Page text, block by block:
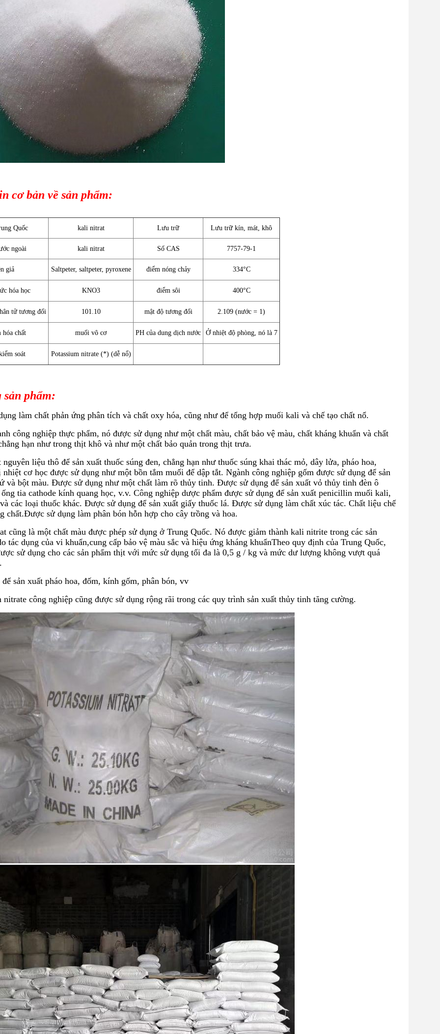
cơ bản về sản phẩm:
Quốc kali nitrat Lưu trữ Lưu trữ kín, mát, khô
ngoài kali nitrat Số CAS 7757-79-1
giả Saltpeter, saltpeter, pyroxene điểm nóng chảy 334°C
hóa học KNO3 điểm sôi 400°C
tử tương đối 101.10 mật độ tương đối 2.109 (nước = 1)
hóa chất muối vô cơ PH của dung dịch nước Ở nhiệt độ phòng, nó là 7
soát Potassium nitrate (*) (dễ nổ)
sản phẩm:
làm chất phản ứng phân tích và chất oxy hóa, cũng như để tổng hợp muối kali và chế tạo chất nổ.
công nghiệp thực phẩm, nó được sử dụng như một chất màu, chất bảo vệ màu, chất kháng khuẩn và chất
hạn như trong thịt khô và như một chất bảo quản trong thịt trưa.
liệu thô để sản xuất thuốc súng đen, chẳng hạn như thuốc súng khai thác mỏ, dây lửa, pháo hoa,
cơ học được sử dụng như một bồn tắm muối để dập tắt. Ngành công nghiệp gốm được sử dụng để sản
và bột màu. Được sử dụng như một chất làm rõ thủy tinh. Được sử dụng để sản xuất vỏ thủy tinh đèn ô
tia cathode kính quang học, v.v. Công nghiệp dược phẩm được sử dụng để sản xuất penicillin muối kali,
các loại thuốc khác. Được sử dụng để sản xuất giấy thuốc lá. Được sử dụng làm chất xúc tác. Chất liệu chế
chất.Được sử dụng làm phân bón hỗn hợp cho cây trồng và hoa.
cũng là một chất màu được phép sử dụng ở Trung Quốc. Nó được giảm thành kali nitrite trong các sản
tác dụng của vi khuẩn,cung cấp bảo vệ màu sắc và hiệu ứng kháng khuẩnTheo quy định của Trung Quốc,
sử dụng cho các sản phẩm thịt với mức sử dụng tối đa là 0,5 g / kg và mức dư lượng không vượt quá
sản xuất pháo hoa, đốm, kính gốm, phân bón, vv
nitrate công nghiệp cũng được sử dụng rộng rãi trong các quy trình sản xuất thủy tinh tăng cường.